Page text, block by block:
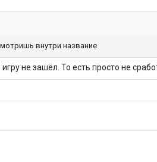
внутри название
не зашёл. То есть просто не